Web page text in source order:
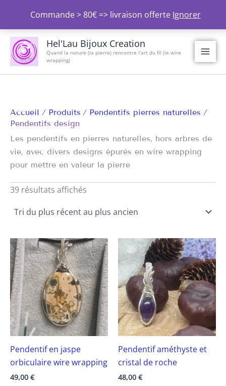
Commande > 80€ => livraison offerte Ignorer
contenu
Hel'Lau Bijoux Creation
Quand la nature (la pierre) rencontre l'art du fil (le wire
wrapping)
Accueil Produits
Pendentifs pierres naturelles
Pendentifs design
Les pendentifs en pierres naturelles, hors arbres de
vie, avec divers designs épurés en wire wrapping
pour mettre en valeur la pierre
39 résultats affichés
Trié
du
plus
récent
plus
Pendentif en jaspe
orbiculaire wire wrapping
49,00 €
Pendentif améthyste et
cristal de roche
48,00 €